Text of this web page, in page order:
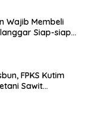
Wajib Membeli
Siap-siap
FPKS Kutim
Sawit